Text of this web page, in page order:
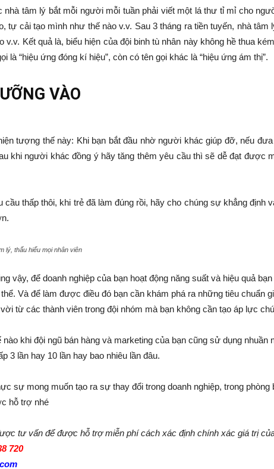
nhà tâm lý bắt mỗi người mỗi tuần phải viết một lá thư tỉ mỉ cho
tự cải tạo mình như thế nào v.v. Sau 3 tháng ra tiền tuyến, nhà
v.v. Kết quả là, biểu hiện của đội binh tù nhân này không hề thua
là “hiệu ứng đóng kí hiệu”, còn có tên gọi khác là “hiệu ứng ám thị”.
VÀO
tượng thế này: Khi bạn bắt đầu nhờ người khác giúp đỡ, nếu
khi người khác đồng ý hãy tăng thêm yêu cầu thì sẽ dễ đạt được
cầu thấp thôi, khi trẻ đã làm đúng rồi, hãy cho chúng sự khẳng
lý, thấu hiểu mọi nhân viên
vậy, để doanh nghiệp của bạn hoạt động năng suất và hiệu quả
Và để làm được điều đó bạn cần khám phá ra những tiêu chuẩn
từ các thành viên trong đội nhóm mà bạn không cần tạo áp lực
khi đội ngũ bán hàng và marketing của bạn cũng sử dụng
3 lần hay 10 lần hay bao nhiêu lần đâu.
sự mong muốn tạo ra sự thay đổi trong doanh nghiệp, trong
hỗ trợ nhé
tư vấn để được hỗ trợ miễn phí cách xác định chính xác giá trị
720